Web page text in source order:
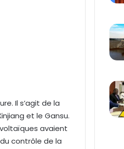
Il s’agit de la
et le Gansu.
avaient
contrôle de la